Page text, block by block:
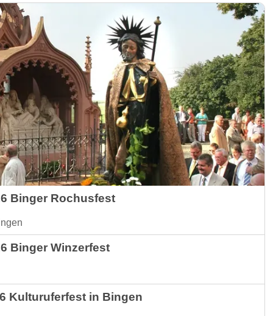
Binger Rochusfest
Binger Winzerfest
Kulturuferfest in Bingen